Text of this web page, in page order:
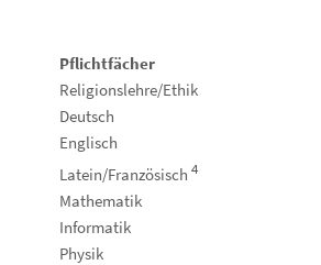
Pflichtfächer
Religionslehre/Ethik
Deutsch
Englisch
Latein/Französisch 4
Mathematik
Informatik
Physik